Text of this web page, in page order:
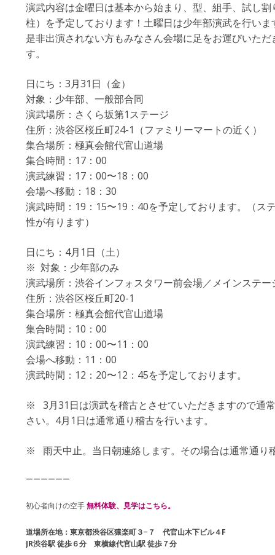
演武内容は金曜日は基本から始まり、型、組手、試し
柱）を予定しております！土曜日は少年部演武を行いま
是非出演されない方もみなさん会場に足をお運びいた
す。
日にち：3月31日（金）
対象：少年部、一般部合同
演武場所：さくら坂第1ステージ
住所：渋谷区桜丘町24-1（ファミリーマートの近く）
集合場所：極真会館代官山道場
集合時間：17：00
演武練習：17：00〜18：00
会場へ移動：18：30
演武時間：19：15〜19：40を予定しております。（ス
性が有ります）
日にち：4月1日（土）
※ 対象：少年部のみ
演武場所：渋谷インフォスタワー前会場／メインステー
住所：渋谷区桜丘町20-1
集合場所：極真会館代官山道場
集合時間：10：00
演武練習：10：00〜11：00
会場へ移動：11：00
演武時間：12：20〜12：45を予定しております。
※ 3月31日は演武を稽古とさせていただきますので通
さい。4月1日は通常通り稽古を行います。
※ 雨天中止。当日朝連絡します。その場合は通常通り
ーーーーーー
初心者向けの空手無料体験、見学はこちら。
道場所在地：東京都渋谷区猿楽町３−７ 代官山木下ビル４F
JR渋谷駅 徒歩６分 東横線代官山駅 徒歩７分